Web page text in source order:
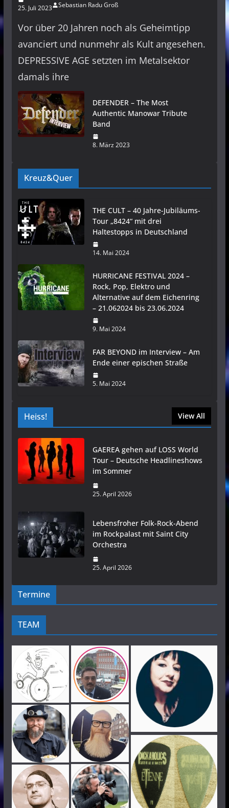
25. Juli 2023 Sebastian Radu Groß
Vor über 20 Jahren noch als Geheimtipp
avanciert und nunmehr als Kult angesehen.
DEPRESSIVE AGE setzten im Metalsektor
damals ihre
DEFENDER – The Most
Authentic Manowar Tribute
Band
8. März 2023
Kreuz&Quer
THE CULT – 40 Jahre-Jubiläums-
Tour „8424“ mit drei
Haltestopps in Deutschland
14. Mai 2024
HURRICANE FESTIVAL 2024 –
Rock, Pop, Elektro und
Alternative auf dem Eichenring
– 21.062024 bis 23.06.2024
9. Mai 2024
FAR BEYOND im Interview – Am
Ende einer epischen Straße
5. Mai 2024
Heiss! View All
GAEREA gehen auf LOSS World
Tour – Deutsche Headlineshows
im Sommer
25. April 2026
Lebensfroher Folk-Rock-Abend
im Rockpalast mit Saint City
Orchestra
25. April 2026
Termine
TEAM